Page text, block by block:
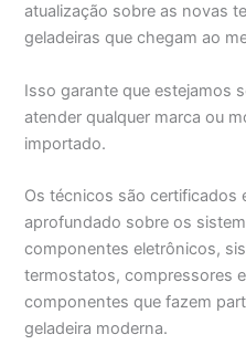
atualização sobre as novas
geladeiras que chegam ao
Isso garante que estejamos
atender qualquer marca ou
importado.
Os técnicos são certificados
aprofundado sobre os
componentes eletrônicos,
termostatos, compressores
componentes que fazem
geladeira moderna.